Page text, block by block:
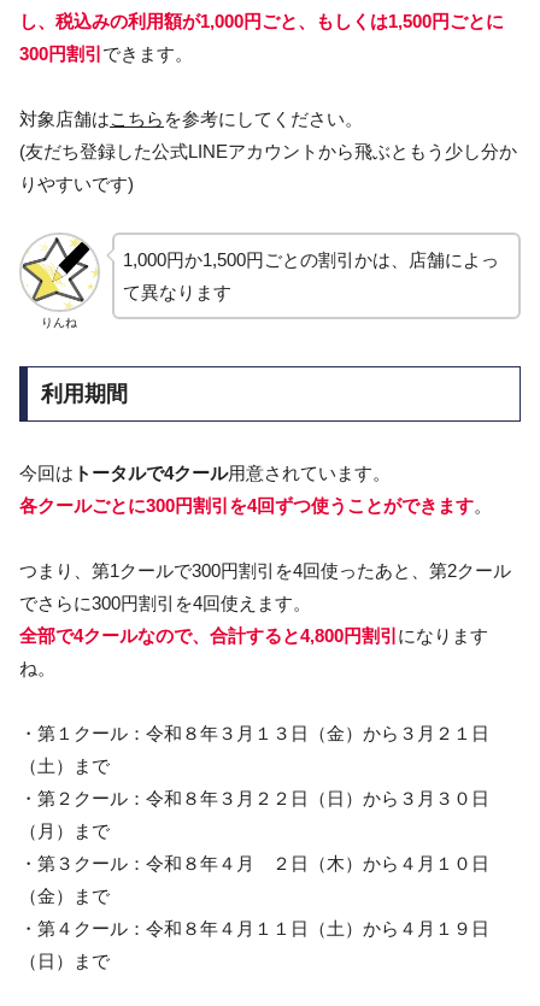
し、税込みの利用額が1,000円ごと、もしくは1,500円ごとに
300円割引 できます。
対象店舗はこちら を参考にしてください。
(友だち登録した公式LINEアカウントから飛ぶともう少し分か
りやすいです)
りんね
1,000円か1,500円ごとの割引かは、店舗によっ
て異なります
利用期間
今回は トータルで4クール用意されています。
各クールごとに300円割引を4回ずつ使うことができます。
つまり、第1クールで300円割引を4回使ったあと、第2クール
でさらに300円割引を4回使えます。
全部で4クールなので、合計すると4,800円割引 になります
ね。
・第１クール：令和８年３月１３日（金）から３月２１日
（土）まで
・第２クール：令和８年３月２２日（日）から３月３０日
（月）まで
・第３クール：令和８年４月 ２日（木）から４月１０日
（金）まで
・第４クール：令和８年４月１１日（土）から４月１９日
（日）まで